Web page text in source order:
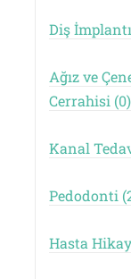
Diş
Ağız ve
Cerrahisi (0)
Kanal
Pedodonti
Hasta